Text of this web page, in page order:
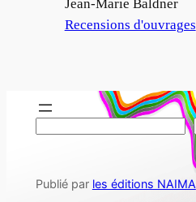
Auteur
Jean-Marie Baldner
Par rapport à
Recensions d'ouvrages
h
Publié par les éditions NAIMA